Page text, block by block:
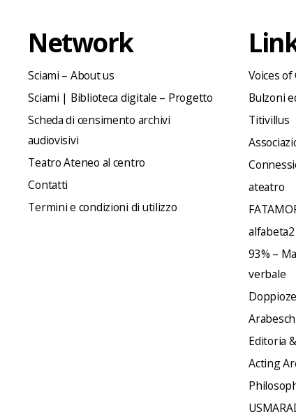
Network
Sciami – About us
Sciami | Biblioteca digitale – Progetto
Scheda di censimento archivi
audiovisivi
Teatro Ateneo al centro
Contatti
Termini e condizioni di utilizzo
Voices
Bulzoni
Titivillus
ateatro
alfabeta2
93% –
verbale
Editoria
Acting